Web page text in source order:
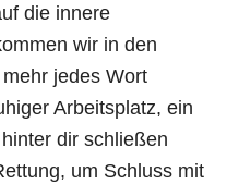
die innere
wir in den
jedes Wort
Arbeitsplatz, ein
dir schließen
um Schluss mit